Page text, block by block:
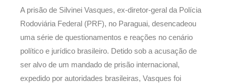
A prisão de Silvinei Vasques, ex-diretor-geral da Polícia
Rodoviária Federal (PRF), no Paraguai, desencadeou
uma série de questionamentos e reações no cenário
político e jurídico brasileiro. Detido sob a acusação de
ser alvo de um mandado de prisão internacional,
expedido por autoridades brasileiras, Vasques foi